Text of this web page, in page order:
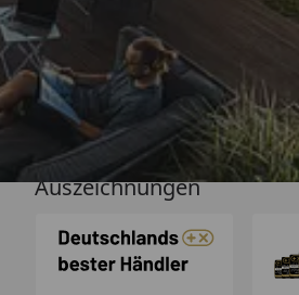
Versand
Auszeichnungen